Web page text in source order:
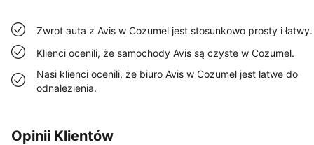
Zwrot auta z Avis w Cozumel jest stosunkowo prosty i łatwy.
Klienci ocenili, że samochody Avis są czyste w Cozumel.
Nasi klienci ocenili, że biuro Avis w Cozumel jest łatwe do
odnalezienia.
Opinii Klientów